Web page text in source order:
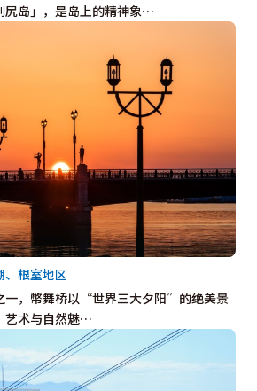
尻岛」，是岛上的精神象…
一，幣舞桥以“世界三大夕阳”的绝美景
艺术与自然魅…
、根室地区